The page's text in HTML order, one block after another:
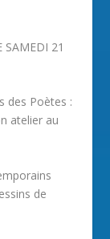
SAMEDI 21
des Poètes :
atelier au
de